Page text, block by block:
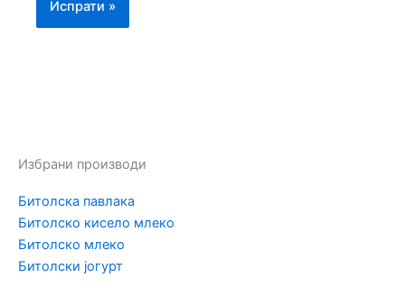
Избрани производи
Битолска павлака
Битолско кисело млеко
Битолско млеко
Битолски јогурт